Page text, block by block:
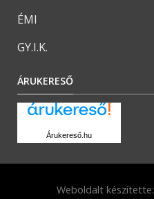
ÉMI
GY.I.K.
ÁRUKERESŐ
Árukereső.hu
Weboldalt készítette: